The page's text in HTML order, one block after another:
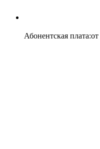
Абонентская плата:от